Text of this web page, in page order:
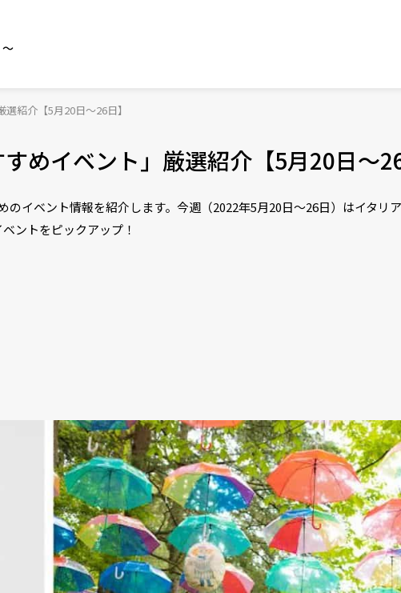
紹介【5月20日〜26日】
めイベント」厳選紹介【5月20日〜26
のイベント情報を紹介します。今週（2022年5月20日〜26日）はイタリ
ントをピックアップ！